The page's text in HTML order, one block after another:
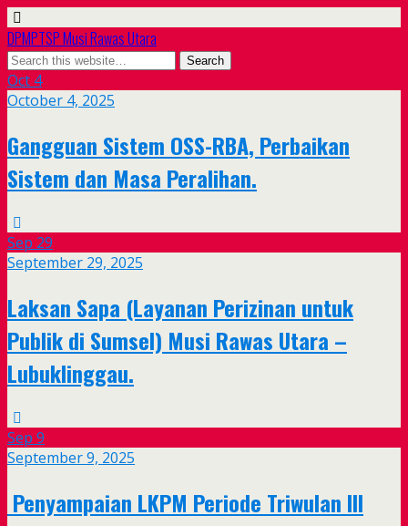
DPMPTSP Musi Rawas Utara
Oct 4
October 4, 2025
Gangguan Sistem OSS-RBA, Perbaikan
Sistem dan Masa Peralihan.
Sep 29
September 29, 2025
Laksan Sapa (Layanan Perizinan untuk
Publik di Sumsel) Musi Rawas Utara –
Lubuklinggau.
Sep 9
September 9, 2025
Penyampaian LKPM Periode Triwulan III